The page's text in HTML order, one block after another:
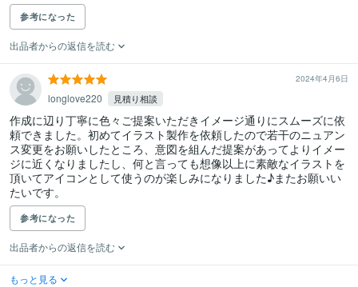
参考になった
出品者からの返信を読む
2024年4月6日
longlove220 見積り相談
作成に辺り丁寧に色々ご提案いただきイメージ通りにスムーズに依
頼できました。初めてイラスト製作を依頼したので若干のニュアン
ス変更をお願いしたところ、意図を組んだ提案があってよりイメー
ジに近くなりましたし、何と言っても想像以上に素敵なイラストを
頂いてアイコンとして使うのが楽しみになりました♪またお願いい
たいです。
参考になった
出品者からの返信を読む
もっと見る